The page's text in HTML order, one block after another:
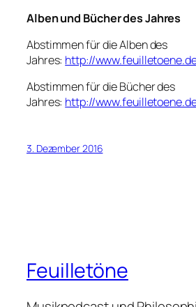
Alben und Bücher des Jahres
Abstimmen für die Alben des
Jahres: http://
Abstimmen für die Bücher des
Jahres: http://
3. Dezember 2016
Feuilletöne